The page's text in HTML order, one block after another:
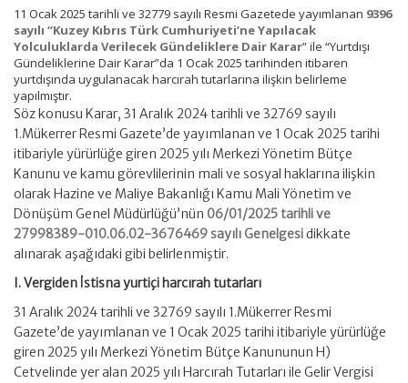
11 Ocak 2025 tarihli ve 32779 sayılı Resmi Gazetede yayımlanan 9396
sayılı “Kuzey Kıbrıs Türk Cumhuriyeti’ne Yapılacak
Yolculuklarda Verilecek Gündeliklere Dair Karar” ile “Yurtdışı
Gündeliklerine Dair Karar”da 1 Ocak 2025 tarihinden itibaren
yurtdışında uygulanacak harcırah tutarlarına ilişkin belirleme
yapılmıştır.
Söz konusu Karar, 31 Aralık 2024 tarihli ve 32769 sayılı
1.Mükerrer Resmi Gazete’de yayımlanan ve 1 Ocak 2025 tarihi
itibariyle yürürlüğe giren 2025 yılı Merkezi Yönetim Bütçe
Kanunu ve kamu görevlilerinin mali ve sosyal haklarına ilişkin
olarak Hazine ve Maliye Bakanlığı Kamu Mali Yönetim ve
Dönüşüm Genel Müdürlüğü’nün 06/01/2025 tarihli ve
27998389-010.06.02-3676469 sayılı Genelgesidikkate
alınarak aşağıdaki gibi belirlenmiştir.
I. Vergiden İstisna yurtiçi harcırah tutarları
31 Aralık 2024 tarihli ve 32769 sayılı 1.Mükerrer Resmi
Gazete’de yayımlanan ve 1 Ocak 2025 tarihi itibariyle yürürlüğe
giren 2025 yılı Merkezi Yönetim Bütçe Kanununun H)
Cetvelinde yer alan 2025 yılı Harcırah Tutarları ile Gelir Vergisi